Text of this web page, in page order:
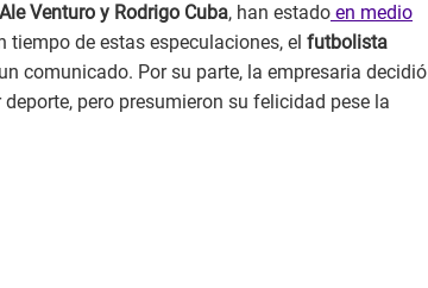
Ale Venturo y Rodrigo Cuba, han estado en medio
tiempo de estas especulaciones, el futbolista
comunicado. Por su parte, la empresaria decidió
deporte, pero presumieron su felicidad pese la